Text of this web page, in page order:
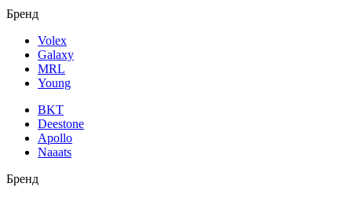
Бренд
Volex
Galaxy
MRL
Young
BKT
Deestone
Apollo
Naaats
Бренд